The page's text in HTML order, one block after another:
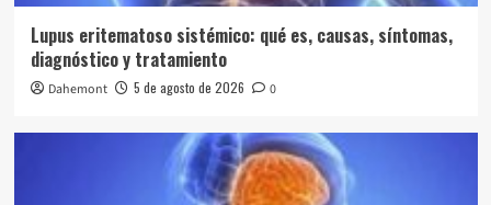
Lupus eritematoso sistémico: qué es, causas, síntomas,
diagnóstico y tratamiento
Dahemont 5 de agosto de 2026 0